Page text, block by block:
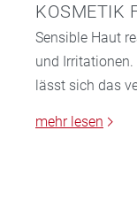
KOSMETIK
Sensible Haut
und
lässt sich das
mehr lesen